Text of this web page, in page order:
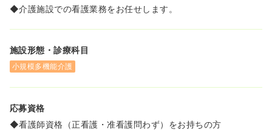
◆介護施設での看護業務をお任せします。
施設形態・診療科目
小規模多機能介護
応募資格
◆看護師資格（正看護・准看護問わず）をお持ちの方